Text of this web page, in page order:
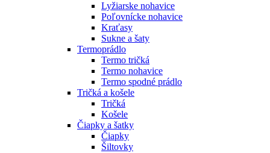
Lyžiarske nohavice
Poľovnícke nohavice
Kraťasy
Sukne a šaty
Termoprádlo
Termo tričká
Termo nohavice
Termo spodné prádlo
Tričká a košele
Tričká
Košele
Čiapky a šatky
Čiapky
Šiltovky